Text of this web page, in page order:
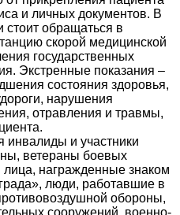
и личных документов. В
обращаться в
скорой медицинской
государственных
Экстренные показания –
состояния здоровья,
нарушения
отравления и травмы,
инвалиды и участники
ветераны боевых
награжденные знаком
люди, работавшие в
обороны,
сооружений, военно-